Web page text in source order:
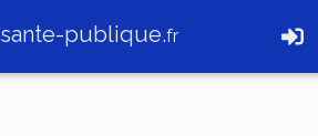
sante-publique.fr